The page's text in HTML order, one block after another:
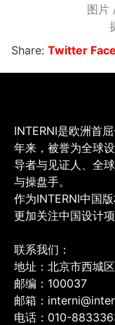
图片
Share: Twitter
INTERNI是欧洲首
年来，被誉为全球
导者与见证人、全
与操盘手。
作为INTERNI中国
更加关注中国设计
联系我们：
地址：北京市西城
邮编：100037
邮箱：
电话：010-